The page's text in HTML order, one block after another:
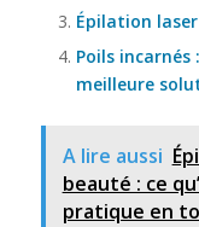
Épilation
Poils
meilleure
A lire aussi
beauté : ce
pratique en